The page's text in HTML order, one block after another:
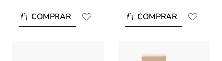
COMPRAR COMPRAR